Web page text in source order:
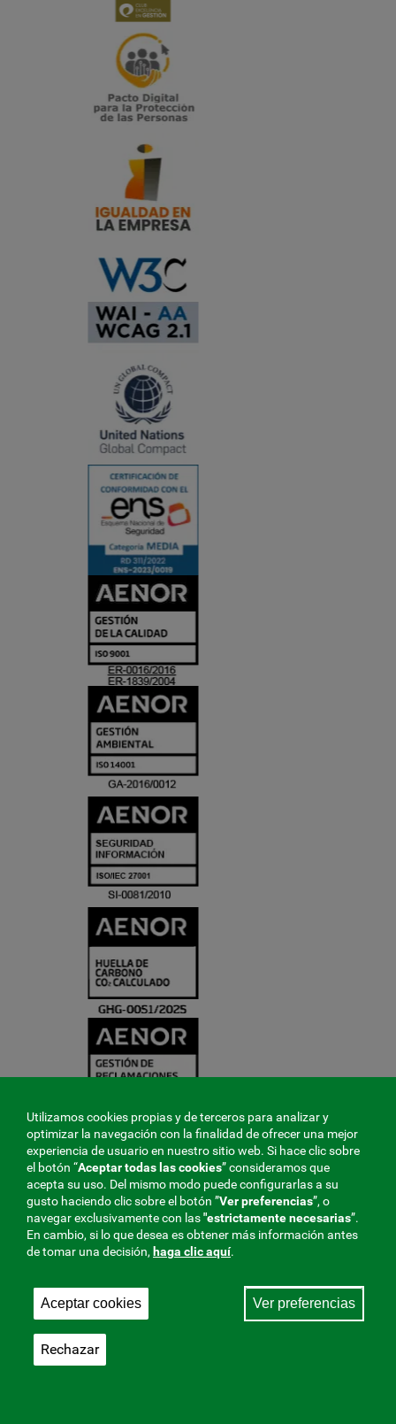
Utilizamos cookies propias y de terceros para analizar y
optimizar la navegación con la finalidad de ofrecer una mejor
experiencia de usuario en nuestro sitio web. Si hace clic sobre
el botón “Aceptar todas las cookies” consideramos que
acepta su uso. Del mismo modo puede configurarlas a su
gusto haciendo clic sobre el botón ”Ver preferencias”, o
navegar exclusivamente con las"estrictamentenecesarias”.
En cambio, si lo que desea es obtener más información antes
de tomar una decisión, haga clic aquí.
Aceptar cookies Ver preferencias
Rechazar